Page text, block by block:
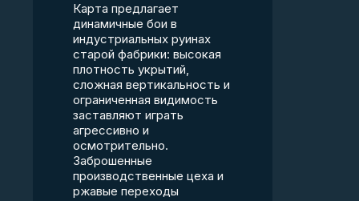
Карта предлагает
динамичные бои в
индустриальных руинах
старой фабрики: высокая
плотность укрытий,
сложная вертикальность и
ограниченная видимость
заставляют играть
агрессивно и
осмотрительно.
Заброшенные
производственные цеха и
ржавые переходы